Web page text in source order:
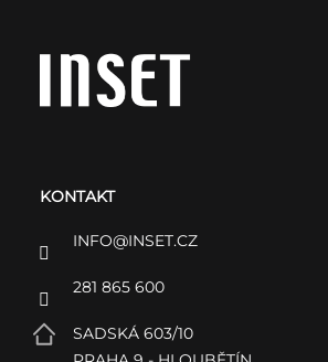
KONTAKT
INFO@INSET.CZ
281 865 600
SADSKÁ 603/10